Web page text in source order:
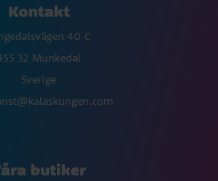
Kontakt
40 C
32 Munkedal
Sverige
butiker